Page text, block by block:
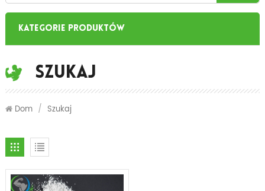
Kategorie produktów
Szukaj
Dom / Szukaj